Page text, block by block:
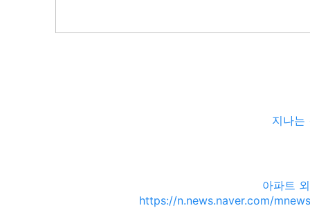
지나는
아파트
https://n.news.naver.com/